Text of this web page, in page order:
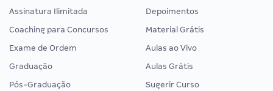
Assinatura Ilimitada
Coaching para Concursos
Exame de Ordem
Graduação
Pós-Graduação
Depoimentos
Material Grátis
Aulas ao Vivo
Aulas Grátis
Sugerir Curso